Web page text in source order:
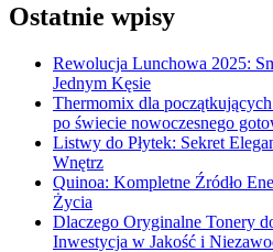
Ostatnie wpisy
Rewolucja Lunchowa 2025:
Jednym Kęsie
Thermomix dla
po świecie nowoczesnego
Listwy do Płytek: Sekret
Wnętrz
Quinoa: Kompletne Źródło
Życia
Dlaczego Oryginalne Tonery
Inwestycja w Jakość i